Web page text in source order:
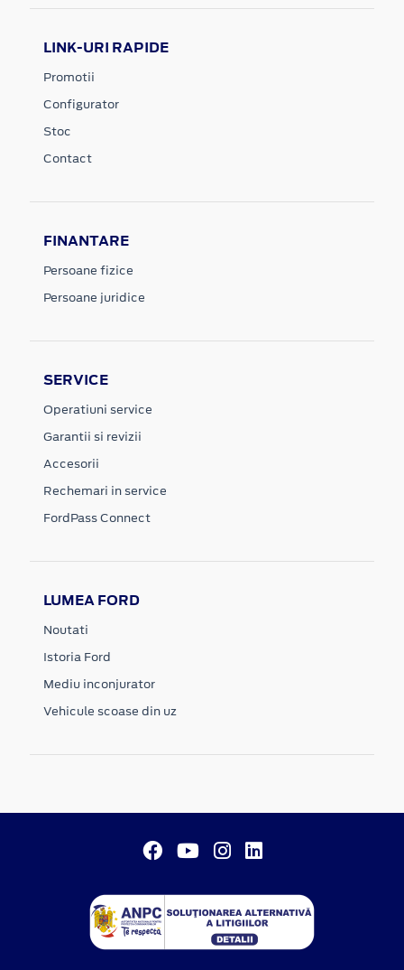
LINK-URI RAPIDE
Promotii
Configurator
Stoc
Contact
FINANTARE
Persoane fizice
Persoane juridice
SERVICE
Operatiuni service
Garantii si revizii
Accesorii
Rechemari in service
FordPass Connect
LUMEA FORD
Noutati
Istoria Ford
Mediu inconjurator
Vehicule scoase din uz